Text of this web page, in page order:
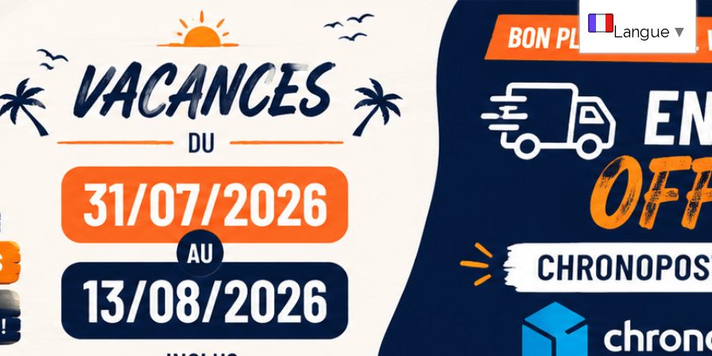
Langue ▼